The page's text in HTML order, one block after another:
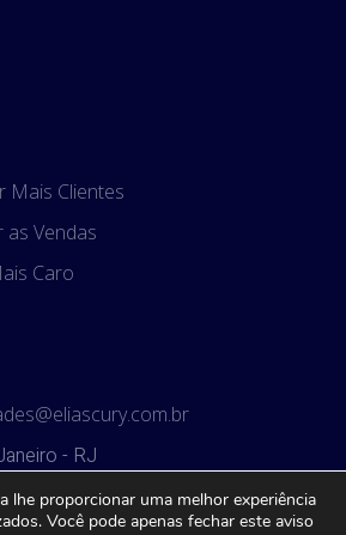
Mais Clientes
as Vendas
Caro
- RJ
lhe proporcionar uma melhor experiência
Você pode apenas fechar este aviso